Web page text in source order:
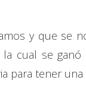
y que se
cual se ganó
para tener una